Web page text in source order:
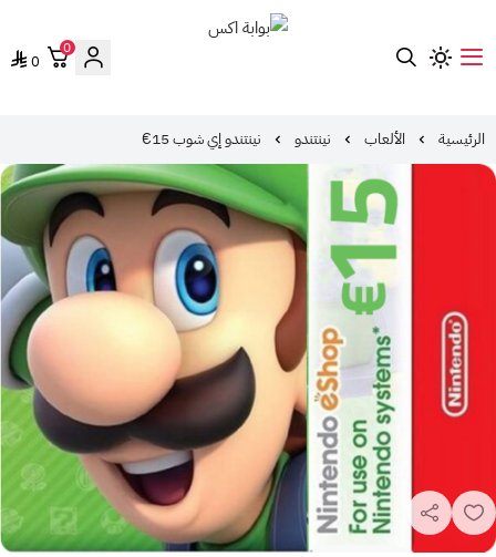
0
0
الرئيسية الألعاب نينتندو نينتندو إي شوب 15€